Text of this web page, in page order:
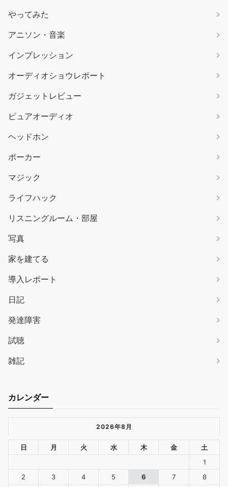
やってみた
アニソン・音楽
インプレッション
オーディオショウレポート
ガジェットレビュー
ピュアオーディオ
ヘッドホン
ポーカー
マジック
ライフハック
リスニングルーム・部屋
写真
家を建てる
導入レポート
日記
発達障害
試聴
雑記
カレンダー
2026年8月
日 月 火 水 木 金
土
1
2
3 4 5 6 7 8